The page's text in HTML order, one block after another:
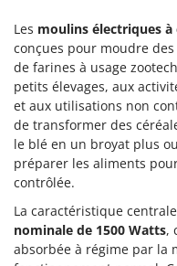
L
Lames à neige
Lames niveleuses
Lave-vitres
Lieuses
M
Machines pour la
Enotecnica Pillan
Eschenfelder
EuroMech
Eurosystems
F
FAC
Fama Industrie
Famag
Famur
Les moulins électriques à
conçues pour moudre
de farines à usage
petits élevages, aux
et aux utilisations non
de transformer des
le blé en un broyat plus
préparer les aliments
contrôlée.
La caractéristique
nominale de 1500 Watts,
absorbée à régime par la